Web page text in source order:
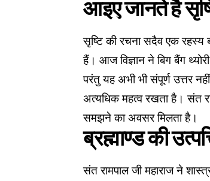
आइए जानते है
सृष्टि की रचना सदैव एक रहस्य
हैं। आज विज्ञान ने बिग बैंग
परंतु यह अभी भी संपूर्ण उत्तर
अत्यधिक महत्व रखता है। संत
समझने का अवसर मिलता है।
ब्रह्माण्ड की
संत रामपाल जी महाराज ने